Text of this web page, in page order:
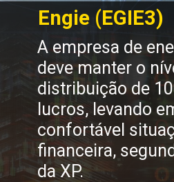
Engie (EGIE3)
A empresa de
deve manter o
distribuição de
lucros, levando
confortável
financeira,
da XP.